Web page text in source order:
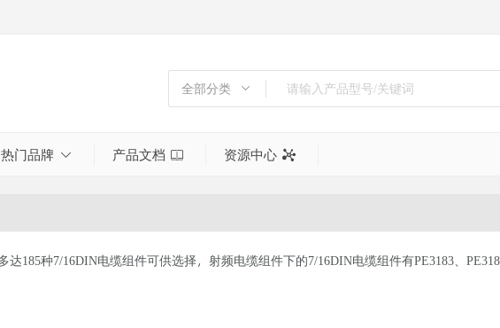
全部分类
射频同轴衰减器
热门品牌 产品文档 资源中心
达185种7/16DIN电缆组件可供选择，射频电缆组件下的7/16DIN电缆组件有PE3183、